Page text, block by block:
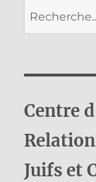
Centre
Juifs et